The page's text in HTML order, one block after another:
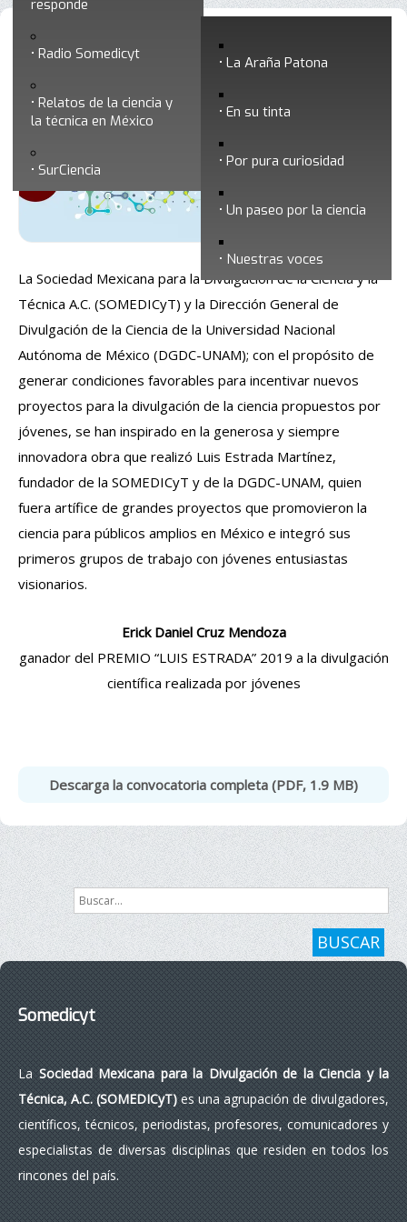
responde
Radio Somedicyt La Araña Patona
En su tinta
Por pura curiosidad
Un paseo por la ciencia
Nuestras voces
Relatos de la ciencia y
la técnica en México
SurCiencia
Premio Luis Estrada Martínez a la
divulgación científica realizada por
jóvenes 2019
La Sociedad Mexicana para la Divulgación de la Ciencia y la
Técnica A.C. (SOMEDICyT) y la Dirección General de
Divulgación de la Ciencia de la Universidad Nacional
Autónoma de México (DGDC-UNAM); con el propósito de
generar condiciones favorables para incentivar nuevos
proyectos para la divulgación de la ciencia propuestos por
jóvenes, se han inspirado en la generosa y siempre
innovadora obra que realizó Luis Estrada Martínez,
fundador de la SOMEDICyT y de la DGDC-UNAM, quien
fuera artífice de grandes proyectos que promovieron la
ciencia para públicos amplios en México e integró sus
primeros grupos de trabajo con jóvenes entusiastas
visionarios.
Erick Daniel Cruz Mendoza
ganador del PREMIO “LUIS ESTRADA” 2019 a la divulgación
científica realizada por jóvenes
Descarga la convocatoria completa (PDF, 1.9 MB)
Buscar...
BUSCAR
Somedicyt
LaSociedad Mexicana para la Divulgación de la Ciencia y la
Técnica, A.C. (SOMEDICyT)es una agrupación de divulgadores,
científicos, técnicos, periodistas, profesores, comunicadores y
especialistas de diversas disciplinas que residen en todos los
rincones del país.